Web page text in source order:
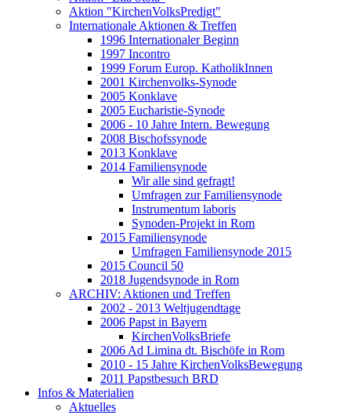
Aktion "KirchenVolksPredigt"
Internationale Aktionen & Treffen
1996 Internationaler Beginn
1997 Incontro
1999 Forum Europ. KatholikInnen
2001 Kirchenvolks-Synode
2005 Konklave
2005 Eucharistie-Synode
2006 - 10 Jahre Intern. Bewegung
2008 Bischofssynode
2013 Konklave
2014 Familiensynode
Wir alle sind gefragt!
Umfragen zur Familiensynode
Instrumentum laboris
Synoden-Projekt in Rom
2015 Familiensynode
Umfragen Familiensynode 2015
2015 Council 50
2018 Jugendsynode in Rom
ARCHIV: Aktionen und Treffen
2002 - 2013 Weltjugendtage
2006 Papst in Bayern
KirchenVolksBriefe
2006 Ad Limina dt. Bischöfe in Rom
2010 - 15 Jahre KirchenVolksBewegung
2011 Papstbesuch BRD
Infos & Materialien
Aktuelles